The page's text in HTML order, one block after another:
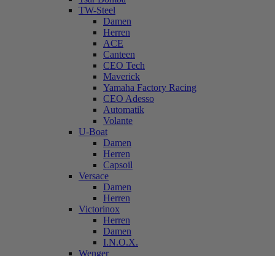
TW-Steel
Damen
Herren
ACE
Canteen
CEO Tech
Maverick
Yamaha Factory Racing
CEO Adesso
Automatik
Volante
U-Boat
Damen
Herren
Capsoil
Versace
Damen
Herren
Victorinox
Herren
Damen
I.N.O.X.
Wenger